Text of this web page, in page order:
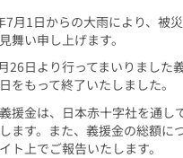
7月1日からの大雨により、被
舞い申し上げます。
26日より行ってまいりました
をもって終了いたしました。
援金は、日本赤十字社を通し
ます。また、義援金の総額に
ト上でご報告いたします。